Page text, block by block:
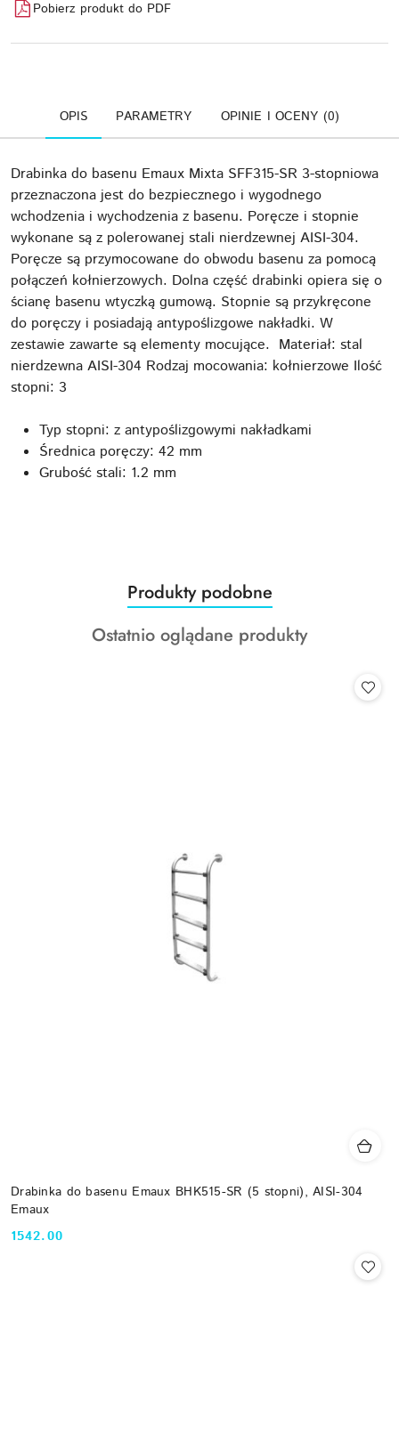
Pobierz produkt do PDF
OPIS PARAMETRY OPINIE I OCENY (0)
Drabinka do basenu Emaux Mixta SFF315-SR 3-stopniowa
przeznaczona jest do bezpiecznego i wygodnego
wchodzenia i wychodzenia z basenu. Poręcze i stopnie
wykonane są z polerowanej stali nierdzewnej AISI-304.
Poręcze są przymocowane do obwodu basenu za pomocą
połączeń kołnierzowych. Dolna część drabinki opiera się o
ścianę basenu wtyczką gumową. Stopnie są przykręcone
do poręczy i posiadają antypoślizgowe nakładki. W
zestawie zawarte są elementy mocujące. Materiał: stal
nierdzewna AISI-304 Rodzaj mocowania: kołnierzowe Ilość
stopni: 3
Typ stopni: z antypoślizgowymi nakładkami
Średnica poręczy: 42 mm
Grubość stali: 1.2 mm
Pomiń karuzelę produktów
Produkty
o
statusie:
Produkty podobne
Produkty
Ostatnio oglądane produkty
Drabinka do basenu Emaux BHK515-SR (5 stopni), AISI-304
Emaux
Cena:
1542.00